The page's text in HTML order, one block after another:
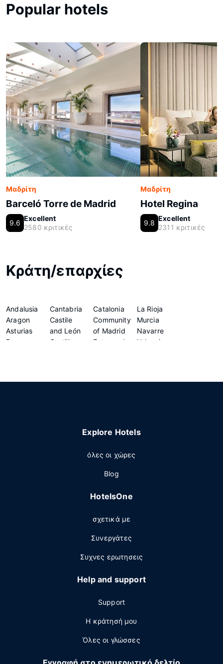
Popular hotels
Μαδρίτη
Barceló Torre de Madrid
9.6
Excellent
2580 κριτικές
Μαδρίτη
Hotel Regina
9.8
Excellent
2311 κριτικές
Κράτη/επαρχίες
Andalusia
Aragon
Asturias
Basque
Cantabria
Castile
and León
Castilla -
Catalonia
Community
of Madrid
Extremadura
La Rioja
Murcia
Navarre
Valencian
Explore Hotels
όλες οι χώρες
Blog
HotelsOne
σχετικά με
Συνεργάτες
Συχνες ερωτησεις
Help and support
Support
Η κράτησή μου
Όλες οι γλώσσες